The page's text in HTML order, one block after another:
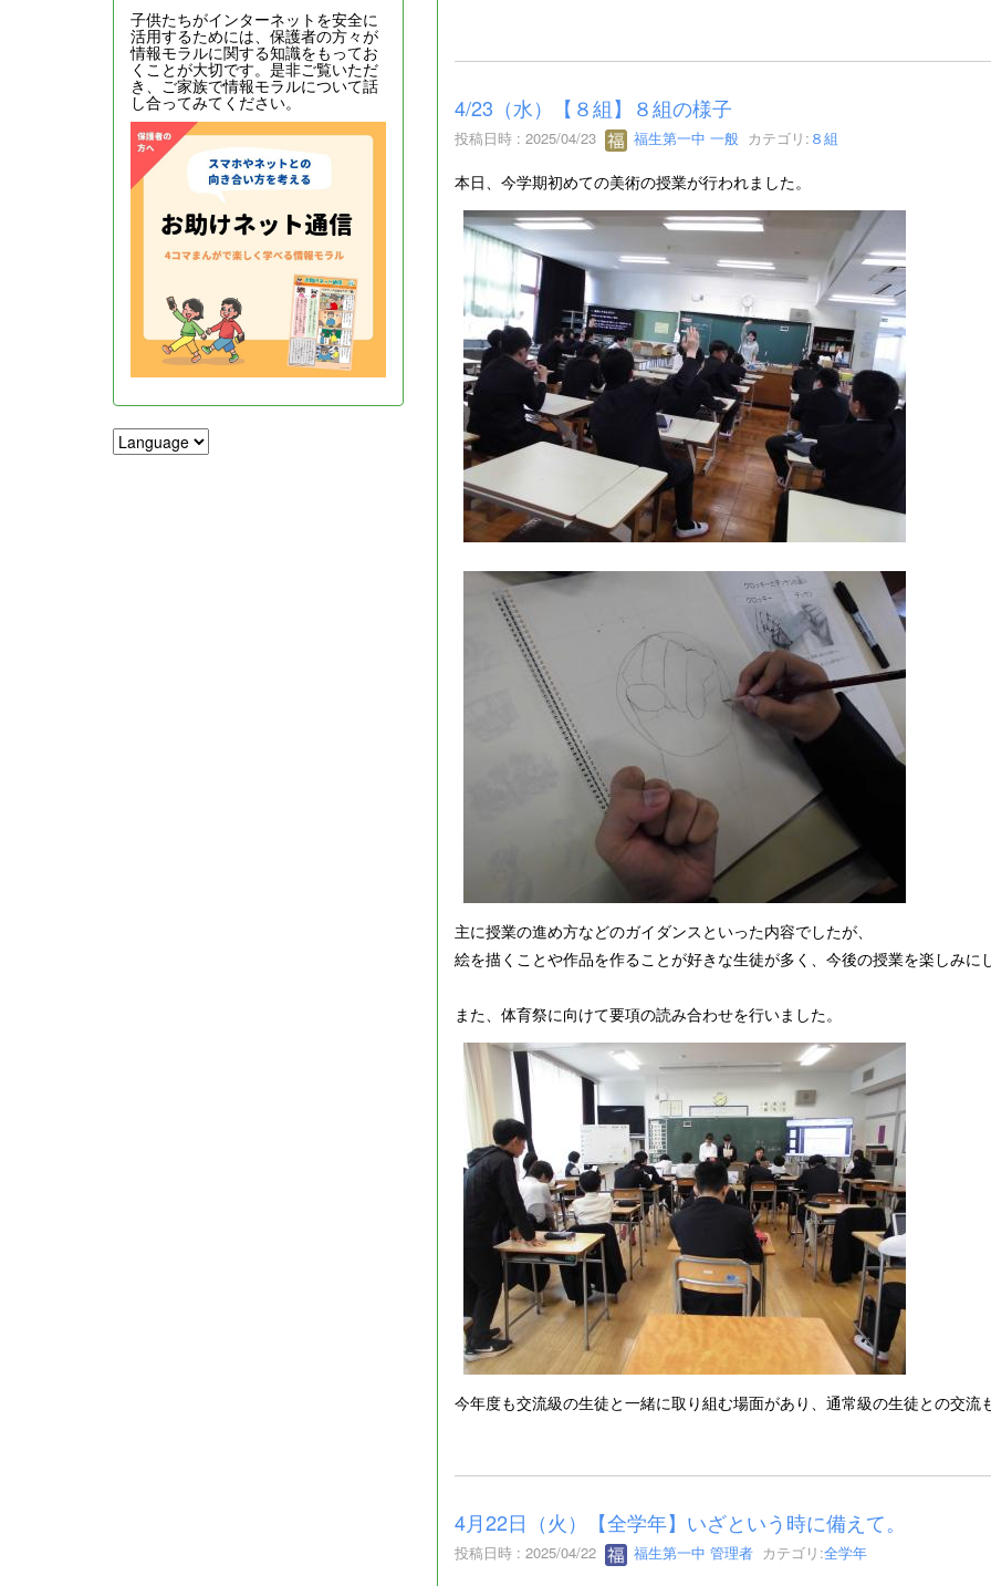
4/23（水）【８組】８組の様子
投稿日時 : 2025/04/23 福生第一中 一般 カテゴリ: ８組
本日、今学期初めての美術の授業が行われました。
主に授業の進め方などのガイダンスといった内容でしたが、
絵を描くことや作品を作ることが好きな生徒が多く、今後の授業を楽しみに
また、体育祭に向けて要項の読み合わせを行いました。
今年度も交流級の生徒と一緒に取り組む場面があり、通常級の生徒との交流
4月22日（火）【全学年】いざという時に備えて。
投稿日時 : 2025/04/22 福生第一中 管理者カテゴリ:全学年
子供たちがインターネットを安全に
活用するためには、保護者の方々が
情報モラルに関する知識をもってお
くことが大切です。是非ご覧いただ
き、ご家族で情報モラルについて話
し合ってみてください。